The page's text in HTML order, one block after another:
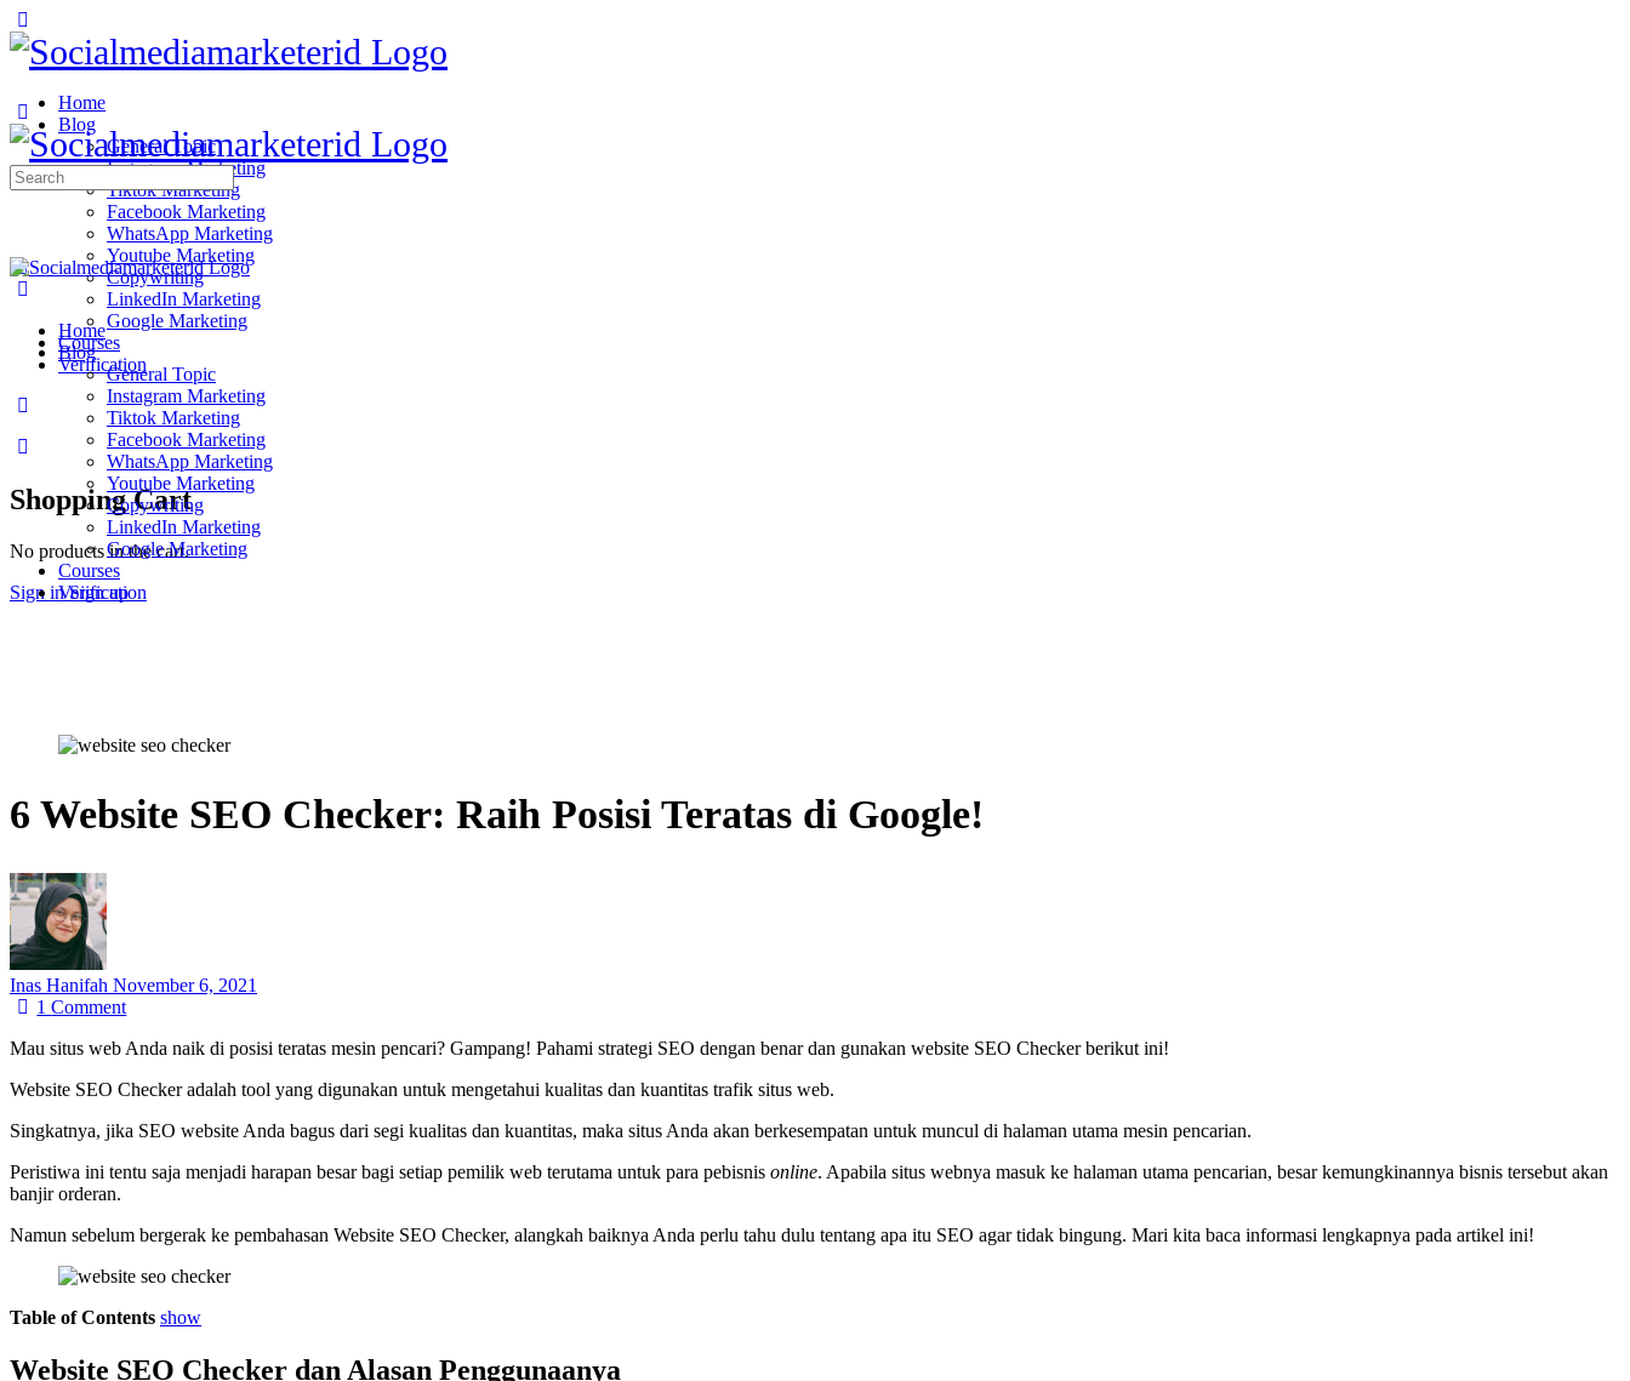
Home
Blog
General Topic
Instagram Marketing
Tiktok Marketing
Facebook Marketing
WhatsApp Marketing
Youtube Marketing
Copywriting
LinkedIn Marketing
Google Marketing
Courses
Verification
Shopping Cart
No products in the cart.
Sign in Sign up
Search
for:
Home
Blog
General Topic
Instagram Marketing
Tiktok Marketing
Facebook Marketing
WhatsApp Marketing
Youtube Marketing
Copywriting
LinkedIn Marketing
Google Marketing
Courses
Verification
6 Website SEO Checker: Raih Posisi Teratas di Google!
Inas Hanifah November 6, 2021
1Comment
Mau situs web Anda naik di posisi teratas mesin pencari? Gampang! Pahami strategi SEO dengan benar dan gunakan website SEO Checker berikut ini!
Website SEO Checker adalah tool yang digunakan untuk mengetahui kualitas dan kuantitas trafik situs web.
Singkatnya, jika SEO website Anda bagus dari segi kualitas dan kuantitas, maka situs Anda akan berkesempatan untuk muncul di halaman utama mesin pencarian.
Peristiwa ini tentu saja menjadi harapan besar bagi setiap pemilik web terutama untuk para pebisnis online. Apabila situs webnya masuk ke halaman utama pencarian, besar kemungkinannya bisnis tersebut akan
banjir orderan.
Namun sebelum bergerak ke pembahasan Website SEO Checker, alangkah baiknya Anda perlu tahu dulu tentang apa itu SEO agar tidak bingung. Mari kita baca informasi lengkapnya pada artikel ini!
Table of Contents show
Website SEO Checker dan Alasan Penggunaanya